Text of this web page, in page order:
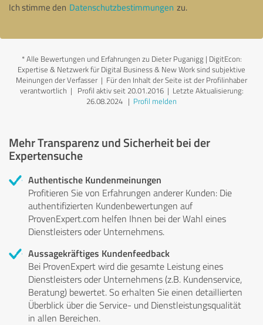
Ich stimme den Datenschutzbestimmungen zu.
*Alle Bewertungen und Erfahrungen zu Dieter Puganigg | DigitEcon:
Expertise & Netzwerk für Digital Business & New Work sind subjektive
Meinungen der Verfasser | Für den Inhalt der Seite ist der Profilinhaber
verantwortlich | Profil aktiv seit 20.01.2016 | Letzte Aktualisierung:
26.08.2024 | Profil melden
Mehr Transparenz und Sicherheit bei der
Expertensuche
Authentische Kundenmeinungen
Profitieren Sie von Erfahrungen anderer Kunden: Die
authentifizierten Kundenbewertungen auf
ProvenExpert.com helfen Ihnen bei der Wahl eines
Dienstleisters oder Unternehmens.
Aussagekräftiges Kundenfeedback
Bei ProvenExpert wird die gesamte Leistung eines
Dienstleisters oder Unternehmens (z.B. Kundenservice,
Beratung) bewertet. So erhalten Sie einen detaillierten
Überblick über die Service- und Dienstleistungsqualität
in allen Bereichen.